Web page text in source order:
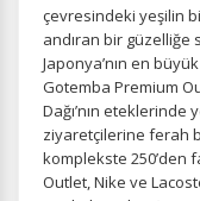
çevresindeki yeşilin
andıran bir güzelliğe
Japonya’nın en
Gotemba Premium
Dağı’nın
ziyaretçilerine ferah
komplekste 250’den
Outlet, Nike ve